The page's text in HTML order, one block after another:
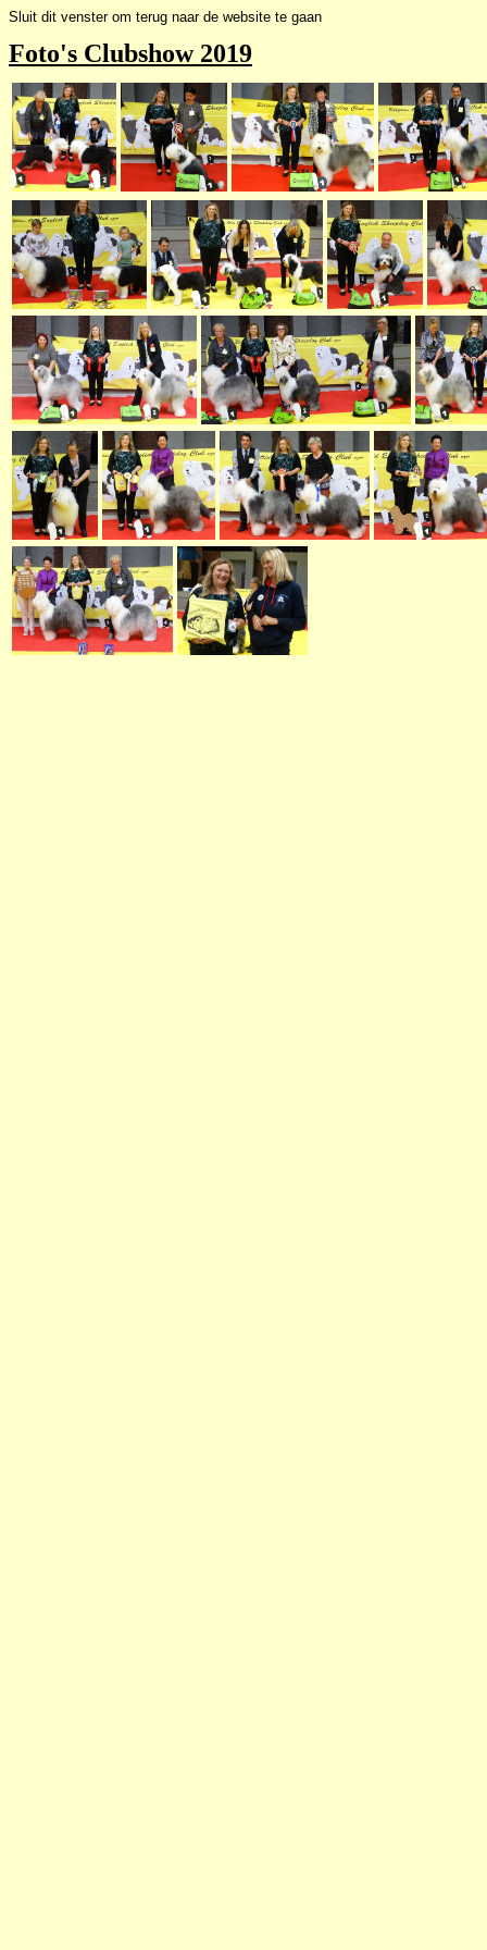
Sluit dit venster om terug naar de website te gaan
Foto's Clubshow 2019